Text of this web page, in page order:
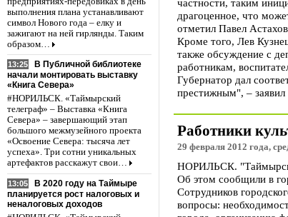
выполнения плана устанавливают
символ Нового года – елку и
зажигают на ней гирлянды. Таким
образом…
13:25
В Публичной библиотеке
начали монтировать выставку
«Книга Севера»
#НОРИЛЬСК. «Таймырский
телеграф» – Выставка «Книга
Севера» – завершающий этап
большого межмузейного проекта
«Освоение Севера: тысяча лет
успеха». Три сотни уникальных
артефактов расскажут свои…
13:05
В 2020 году на Таймыре
планируется рост налоговых и
неналоговых доходов
частности, таким
драгоценное, что
отметил Павел
Кроме того, Лев
также обсуждение с
работникам,
Губернатор дал
престижным", – заявил
Работники
29 февраля 2012 года,
НОРИЛЬСК.
Об этом сообщили в
Сотрудников
вопросы: